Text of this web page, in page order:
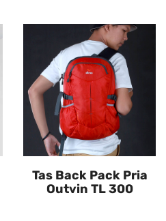
Tas Back Pack Pria
Outvin TL 300